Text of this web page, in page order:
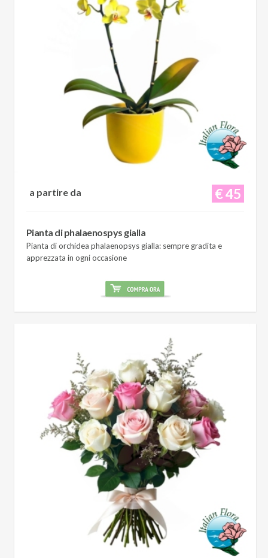
€ 45
a partire da
Pianta di phalaenospys gialla
Pianta di orchidea phalaenopsys gialla: sempre gradita e
apprezzata in ogni occasione